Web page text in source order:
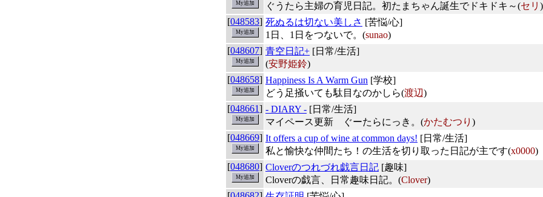
ぐうたら主婦の育児日記。初たまちゃん誕生でドキドキ～(セリ )
[048583] 死ぬるは切ない美しさ [苦悩/心]
1日、1日をつないで。(sunao)
[048607] 青空日記+ [日常/生活]
(安野姫鈴)
[048658] Happiness Is A Warm Gun [学校]
どう足掻いても駄目なのかしら(渡辺)
[048661] - DIARY - [日常/生活]
マイペース更新 ぐーたらにっき。(かたむつり )
[048669] It offers a cup of wine at common days! [日常/生活]
私と愉快な仲間たち！の生活を切り取った日記が主です(x0000)
[048680] Cloverのつれづれ戯言日記 [趣味]
Cloverの戯言、日常趣味日記。(Clover)